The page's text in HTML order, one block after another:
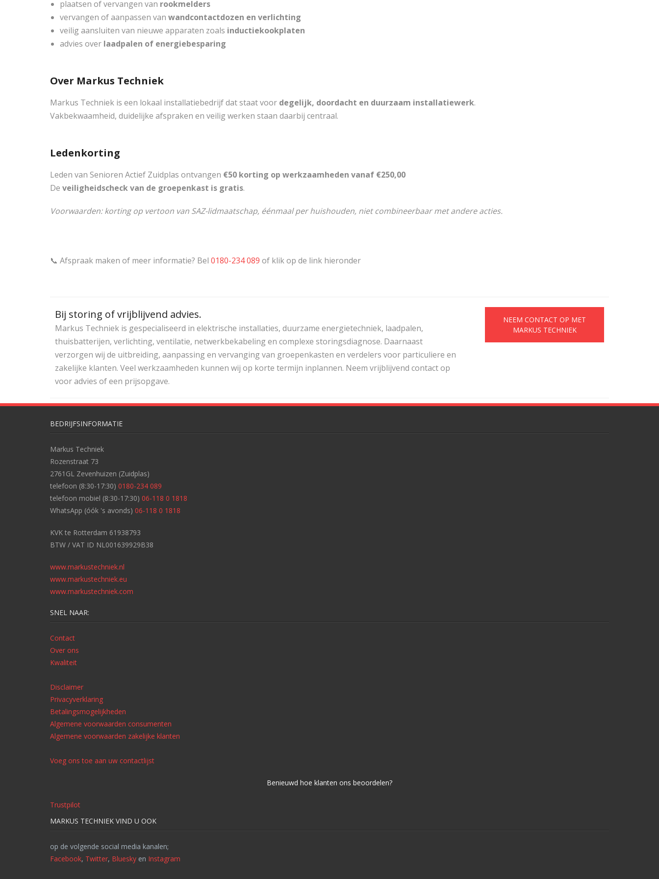
plaatsen of vervangen van rookmelders
vervangen of aanpassen van wandcontactdozen en verlichting
veilig aansluiten van nieuwe apparaten zoals inductiekookplaten
advies over laadpalen of energiebesparing
Over Markus Techniek
Markus Techniek is een lokaal installatiebedrijf dat staat voor degelijk, doordacht en duurzaam installatiewerk.
Vakbekwaamheid, duidelijke afspraken en veilig werken staan daarbij centraal.
Ledenkorting
Leden van Senioren Actief Zuidplas ontvangen €50 korting op werkzaamheden vanaf €250,00
De veiligheidscheck van de groepenkast is gratis.
Voorwaarden: korting op vertoon van SAZ-lidmaatschap, éénmaal per huishouden, niet combineerbaar met andere acties.
📞 Afspraak maken of meer informatie? Bel 0180-234 089 of klik op de link hieronder
Bij storing of vrijblijvend advies.
Markus Techniek is gespecialiseerd in elektrische installaties, duurzame energietechniek, laadpalen,
thuisbatterijen, verlichting, ventilatie, netwerkbekabeling en complexe storingsdiagnose. Daarnaast
verzorgen wij de uitbreiding, aanpassing en vervanging van groepenkasten en verdelers voor particuliere en
zakelijke klanten. Veel werkzaamheden kunnen wij op korte termijn inplannen. Neem vrijblijvend contact op
voor advies of een prijsopgave.
NEEM CONTACT OP MET
MARKUS TECHNIEK
BEDRIJFSINFORMATIE
Markus Techniek
Rozenstraat 73
2761GL Zevenhuizen (Zuidplas)
telefoon (8:30-17:30) 0180-234 089
telefoon mobiel (8:30-17:30) 06-118 0 1818
WhatsApp (óók 's avonds) 06-118 0 1818
KVK te Rotterdam 61938793
BTW / VAT ID NL001639929B38
www.markustechniek.nl
www.markustechniek.eu
www.markustechniek.com
SNEL NAAR:
Contact
Over ons
Kwaliteit
Disclaimer
Privacyverklaring
Betalingsmogelijkheden
Algemene voorwaarden consumenten
Algemene voorwaarden zakelijke klanten
Voeg ons toe aan uw contactlijst
Benieuwd hoe klanten ons beoordelen?
Trustpilot
MARKUS TECHNIEK VIND U OOK
op de volgende social media kanalen;
Facebook, Twitter, Bluesky en Instagram